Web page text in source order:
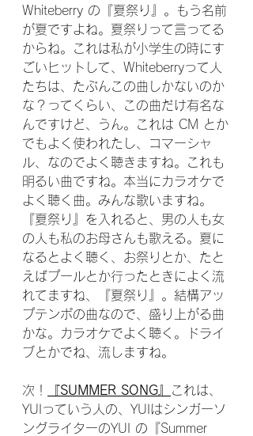
Whiteberry の『夏祭り』。もう名前
が夏ですよね。夏祭りって言ってる
からね。これは私が小学生の時にす
ごいヒットして、Whiteberryって人
たちは、たぶんこの曲しかないのか
な？ってくらい、この曲だけ有名な
んですけど、うん。これは CM とか
でもよく使われたし、コマーシャ
ル、なのでよく聴きますね。これも
明るい曲ですね。本当にカラオケで
よく聴く曲。みんな歌いますね。
『夏祭り』を入れると、男の人も女
の人も私のお母さんも歌える。夏に
なるとよく聴く、お祭りとか、たと
えばプールとか行ったときによく流
れてますね、『夏祭り』。結構アッ
プテンポの曲なので、盛り上がる曲
かな。カラオケでよく聴く。ドライ
ブとかでね、流しますね。
次！ 『SUMMER SONG』
これは、
YUIっていう人の、YUIはシンガーソ
ングライターのYUI の『Summer